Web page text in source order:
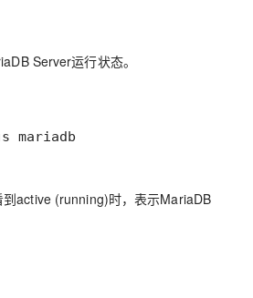
Server运行状态。
mariadb
active (running)时，表示MariaDB